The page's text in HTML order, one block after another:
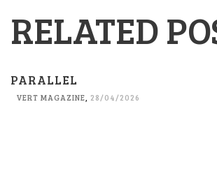
RELATED
PARALLEL
VERT MAGAZINE 28/04/2026